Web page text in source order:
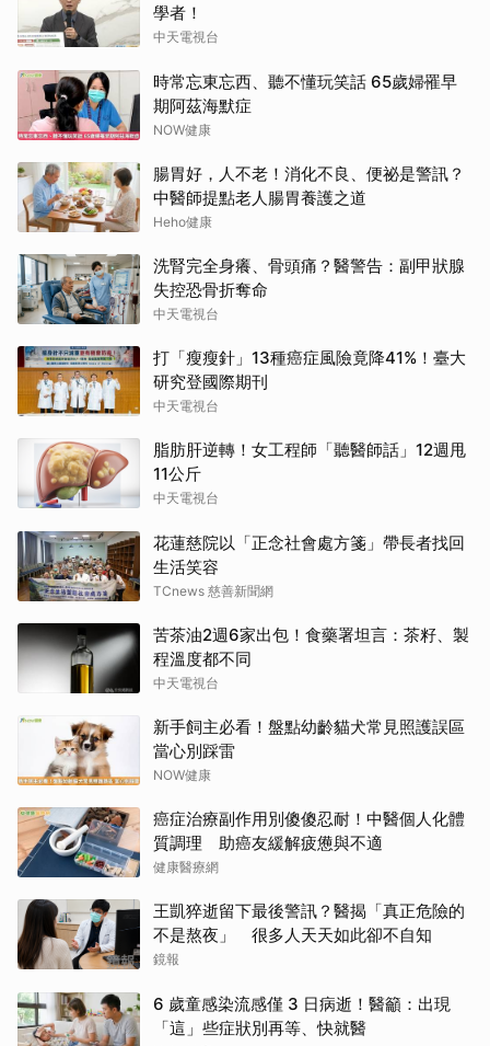
學者！
中天電視台
時常忘東忘西、聽不懂玩笑話 65歲婦罹早
期阿茲海默症
NOW健康
腸胃好，人不老！消化不良、便祕是警訊？
中醫師提點老人腸胃養護之道
Heho健康
洗腎完全身癢、骨頭痛？醫警告：副甲狀腺
失控恐骨折奪命
中天電視台
打「瘦瘦針」13種癌症風險竟降41%！臺大
研究登國際期刊
中天電視台
脂肪肝逆轉！女工程師「聽醫師話」12週甩
11公斤
中天電視台
花蓮慈院以「正念社會處方箋」帶長者找回
生活笑容
TCnews 慈善新聞網
苦茶油2週6家出包！食藥署坦言：茶籽、製
程溫度都不同
中天電視台
新手飼主必看！盤點幼齡貓犬常見照護誤區
當心別踩雷
NOW健康
癌症治療副作用別傻傻忍耐！中醫個人化體
質調理 助癌友緩解疲憊與不適
健康醫療網
王凱猝逝留下最後警訊？醫揭「真正危險的
不是熬夜」 很多人天天如此卻不自知
鏡報
6 歲童感染流感僅 3 日病逝！醫籲：出現
「這」些症狀別再等、快就醫